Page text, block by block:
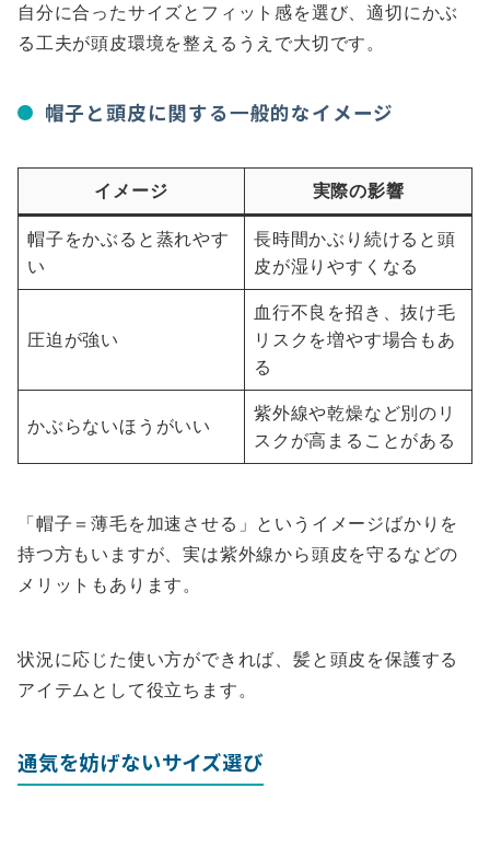
自分に合ったサイズとフィット感を選び、適切にかぶ
る工夫が頭皮環境を整えるうえで大切です。
帽子と頭皮に関する一般的なイメージ
イメージ 実際の影響
帽子をかぶると蒸れやす
い
長時間かぶり続けると頭
皮が湿りやすくなる
圧迫が強い
血行不良を招き、抜け毛
リスクを増やす場合もあ
る
かぶらないほうがいい
紫外線や乾燥など別のリ
スクが高まることがある
「帽子＝薄毛を加速させる」というイメージばかりを
持つ方もいますが、実は紫外線から頭皮を守るなどの
メリットもあります。
状況に応じた使い方ができれば、髪と頭皮を保護する
アイテムとして役立ちます。
通気を妨げないサイズ選び